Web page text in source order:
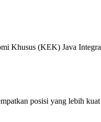
Khusus (KEK) Java
posisi yang lebih